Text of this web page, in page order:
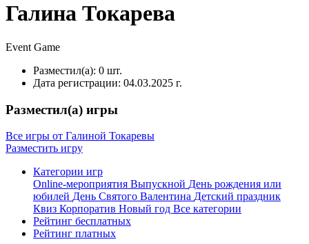
Галина Токарева
Event Game
Разместил(а): 0 шт.
Дата регистрации: 04.03.2025 г.
Разместил(а) игры
Все игры от Галиной Токаревы
Разместить игру
Категории игр
Online-мероприятия Выпускной День рождения или
юбилей День Святого Валентина Детский праздник
Квиз Корпоратив Новый год Все категории
Рейтинг бесплатных
Рейтинг платных